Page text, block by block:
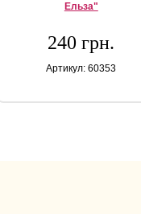
Ельза"
240 грн.
Артикул: 60353